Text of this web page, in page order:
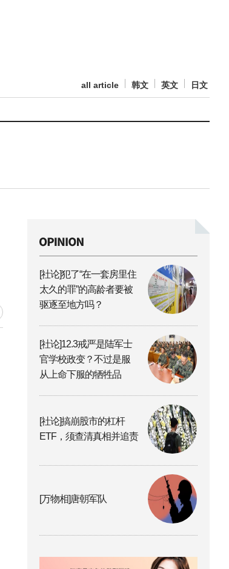
all article 韩文 英文 日文
[社论]犯了“在一套房里住
太久的罪”的高龄者要被
驱逐至地方吗？
[社论]12.3戒严是陆军士
官学校政变？不过是服
从上命下服的牺牲品
[社论]搞崩股市的杠杆
ETF，须查清真相并追责
[万物相]唐朝军队